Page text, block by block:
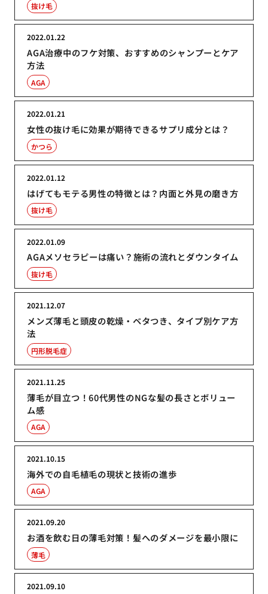
抜け毛
AGA治療中のフケ対策、おすすめのシャンプーとケア
方法
2022.01.22
AGA
女性の抜け毛に効果が期待できるサプリ成分とは？
2022.01.21
かつら
はげてもモテる男性の特徴とは？内面と外見の磨き方
2022.01.12
抜け毛
AGAメソセラピーは痛い？施術の流れとダウンタイム
2022.01.09
抜け毛
メンズ薄毛と頭皮の乾燥・ベタつき、タイプ別ケア方
法
2021.12.07
円形脱毛症
薄毛が目立つ！60代男性のNGな髪の長さとボリュー
ム感
2021.11.25
AGA
海外での自毛植毛の現状と技術の進歩
2021.10.15
AGA
お酒を飲む日の薄毛対策！髪へのダメージを最小限に
2021.09.20
薄毛
2021.09.10